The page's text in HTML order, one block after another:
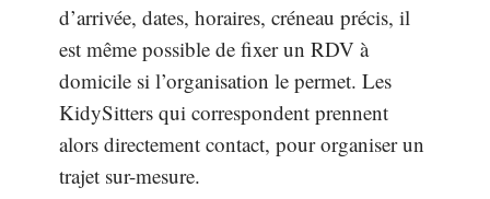
d’arrivée, dates, horaires, créneau précis, il
est même possible de fixer un RDV à
domicile si l’organisation le permet. Les
KidySitters qui correspondent prennent
alors directement contact, pour organiser un
trajet sur-mesure.